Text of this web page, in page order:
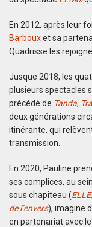
En 2012, après leur
Barbouxet sa
Quadrisse les
Jusque 2018, les
plusieurs spectacles
précédé de Tanda,
deux générations
itinérante, qui
transmission.
En 2020, Pauline
ses complices, au
sous chapiteau (
de l’envers), imagine
en partenariat avec